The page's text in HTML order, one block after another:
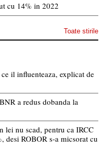
cu 14% in 2022
Toate stirile
il influenteaza, explicat de
a redus dobanda la
lei nu scad, pentru ca IRCC
desi ROBOR s-a micsorat cu